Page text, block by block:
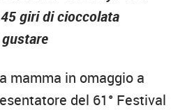
giri di cioccolata
mamma in omaggio a
del 61° Festival